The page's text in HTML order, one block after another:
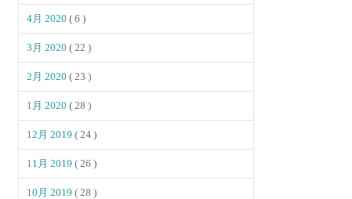
4月 2020( 6 )
3月 2020( 22 )
2月 2020( 23 )
1月 2020( 28 )
12月 2019( 24 )
11月 2019( 26 )
10月 2019( 28 )